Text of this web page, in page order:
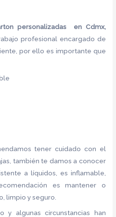
personalizadas en Cdmx,
profesional encargado de
por ello es importante que
tener cuidado con el
también te damos a conocer
a líquidos, es inflamable,
es mantener o
limpio y seguro.
y algunas circunstancias han